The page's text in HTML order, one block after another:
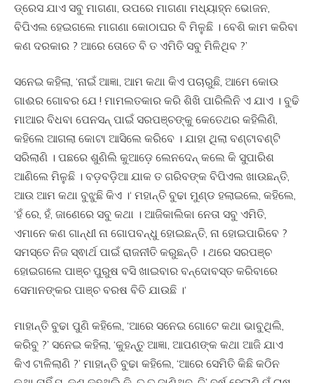
ଡ୍ରେସ ଯାଏ ସବୁ ମାଗଣା, ଉପରେ ମାଗଣା ମଧ୍ୟାହ୍ନ ଭୋଜନ,
ବିପିଏଲ ହେଇଗଲେ ମାଗଣା କୋଠାଘର ବି ମିଳୁଛି । ବେଶି କାମ କରିବା
କଣ ଦରକାର ? ଆରେ ତୋତେ ବି ତ ଏମିତି ସବୁ ମିଳିଥିବ ?’
ସନେଇ କହିଲା, ‘ନାଇଁ ଆଜ୍ଞା, ଆମ କଥା କିଏ ପଚାରୁଛି, ଆମେ କୋଉ
ଗାଈର ଗୋବର ଯେ ! ମାମଲତକାର କରି ଶିଖି ପାରିଲିନି ଏ ଯାଏ । ବୁଢି
ମାଆର ବିଧବା ପେନସନ୍ ପାଇଁ ସରପଞ୍ଚଙ୍କୁ କେତେଥର କହିଲିଣି,
କହିଲେ ଆଗଲା କୋଟା ଆସିଲେ କରିବେ । ଯାହା ଥିଲା ବଣ୍ଟାବଣ୍ଟି
ସରିଲାଣି । ପଛରେ ଶୁଣିଲି କୁଆଡ଼େ ଲେନଦେନ୍ କଲେ କି ସୁପାରିଶ
ଆଣିଲେ ମିଳୁଛି । ବଡ଼ବଡ଼ିଆ ଯାକ ତ ଗରିବଙ୍କ ବିପିଏଲ ଖାଉଛନ୍ତି,
ଆଉ ଆମ କଥା ବୁଝୁଛି କିଏ ।‘ ମହାନ୍ତି ବୁଢା ମୁଣ୍ଡ ହଲାଇଲେ, କହିଲେ,
‘ହଁ ରେ, ହଁ, ଜାଣେରେ ସବୁ କଥା । ଆଜିକାଲିକା ନେତା ସବୁ ଏମିତି,
ଏମାନେ କଣ ଗାନ୍ଧୀ ନା ଗୋପବନ୍ଧୁ ହୋଇଛନ୍ତି, ନା ହୋଇପାରିବେ ?
ସମସ୍ତେ ନିଜ ସ୍ଵାର୍ଥ ପାଇଁ ରାଜନୀତି କରୁଛନ୍ତି । ଥରେ ସରପଞ୍ଚ
ହୋଇଗଲେ ପାଞ୍ଚ ପୁରୁଷ ବସି ଖାଇବାର ବନ୍ଦୋବସ୍ତ କରିବାରେ
ସେମାନଙ୍କର ପାଞ୍ଚ ବରଷ ବିତି ଯାଉଛି ।‘
ମାହାନ୍ତି ବୁଢା ପୁଣି କହିଲେ, ‘ଆରେ ସନେଇ ଗୋଟେ କଥା ଭାବୁଥିଲି,
କରିବୁ ?’ ସନେଇ କହିଲା, ‘କୁହନ୍ତୁ ଆଜ୍ଞା, ଆପଣଙ୍କ କଥା ଆଜି ଯାଏ
କିଏ ଟାଳିଲାଣି ?’ ମାହାନ୍ତି ବୁଢା କହିଲେ, ‘ଆରେ ସେମିତି କିଛି କଠିନ